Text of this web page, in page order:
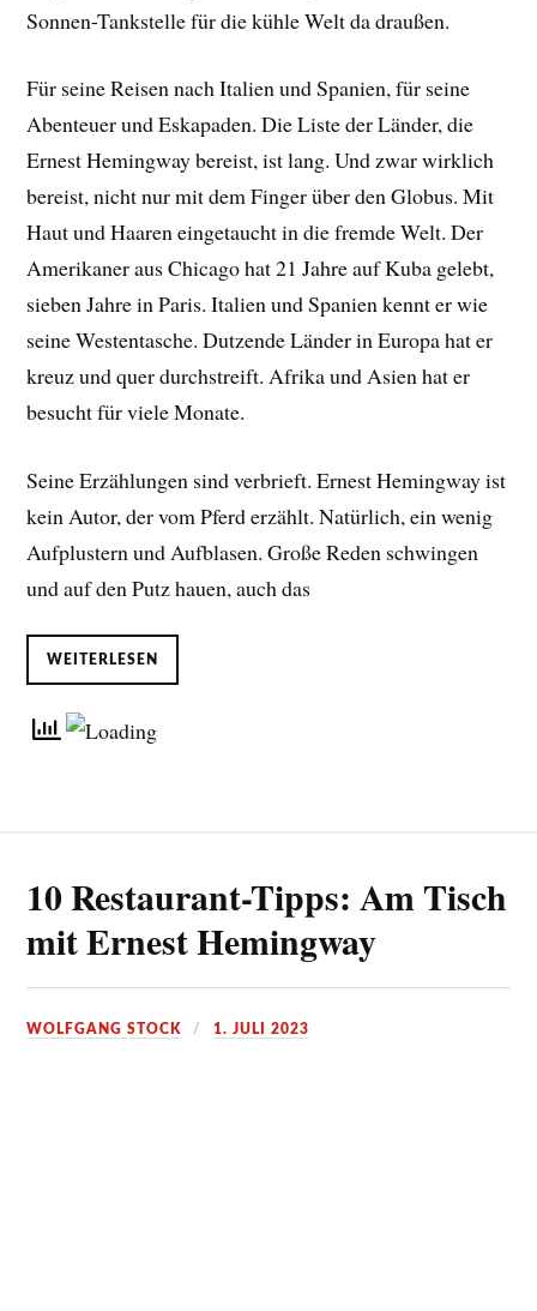
Sonnen-Tankstelle für die kühle Welt da draußen.
Für seine Reisen nach Italien und Spanien, für seine
Abenteuer und Eskapaden. Die Liste der Länder, die
Ernest Hemingway bereist, ist lang. Und zwar wirklich
bereist, nicht nur mit dem Finger über den Globus. Mit
Haut und Haaren eingetaucht in die fremde Welt. Der
Amerikaner aus Chicago hat 21 Jahre auf Kuba gelebt,
sieben Jahre in Paris. Italien und Spanien kennt er wie
seine Westentasche. Dutzende Länder in Europa hat er
kreuz und quer durchstreift. Afrika und Asien hat er
besucht für viele Monate.
Seine Erzählungen sind verbrieft. Ernest Hemingway ist
kein Autor, der vom Pferd erzählt. Natürlich, ein wenig
Aufplustern und Aufblasen. Große Reden schwingen
und auf den Putz hauen, auch das
WEITERLESEN
10 Restaurant-Tipps: Am Tisch
mit Ernest Hemingway
WOLFGANG STOCK 1. JULI 2023